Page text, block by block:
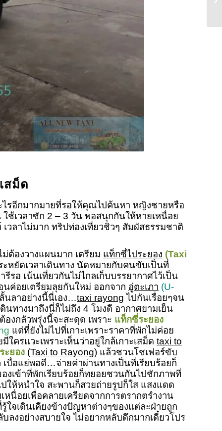
สม็ด
รอีกมากมายที่รอให้คุณไปค้นหา หญิงชายหรือ
ช้เวลาซัก 2 – 3 วัน พอสนุกกันให้หายเหนื่อย
ลาไม่มาก ทริปท่องเที่ยวชิวๆ สัมผัสธรรมชาติ
ต้องวางแผนมาก เตรียม แท็กซี่ไประยอง (Taxi
หยัดเวลาเดินทาง นัดหมายกับคนขับเป็นที่
รีรอ เน้นเที่ยวกันไม่ไกลเก็บบรรยากาศไว้เป็น
ค่อยเตรียมลุยกันใหม่ ออกจาก อู่ตะเภา (U-
ลาอย่างนี้นี่เอง…taxi rayong ไปกันเรื่อยๆจน
ทางมาถึงนี่ก็ไม่ถึง 4 โมงดี อากาศยามเย็น
งกลัวพรุ่งนี้จะสะดุด เพราะ แท็กซี่ระยอง
แต่ที่ยังไม่ไปที่เกาะเพราะราคาที่พักไม่ค่อย
ครแวะเพราะเห็นว่าอยู่ใกล้เกาะเสม็ด taxi to
ะยอง (Taxi to Rayong) แล้วชวนโชเฟอร์ขับ
เบื่อแย่พอดี…จ่ายค่าผ่านทางเป็นที่เรียบร้อยก็
งเข้าที่พักเรียบร้อยก็ทยอยชวนกันไปชักภาพที่
ให้หนำใจ สะพานก็สวยถ่ายรูปก็ใส แสงแดด
นื่อยเพื่อคลายเครียดจากการตรากตรำงาน
จเดินเคียงข้างปัญหาต่างๆของแต่ละฝ่ายถูก
งอย่างสบายใจ ไม่อยากหลับดึกมากเดี๋ยวโปร